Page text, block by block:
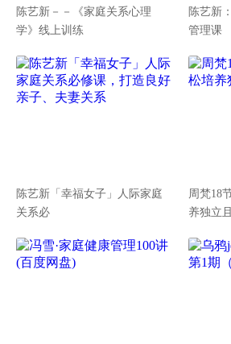
陈艺新－－《家庭关系心理
学》线上训练
陈艺新
管理课
陈艺新「幸福女子」人际家庭
关系必
周梵18
养独立且